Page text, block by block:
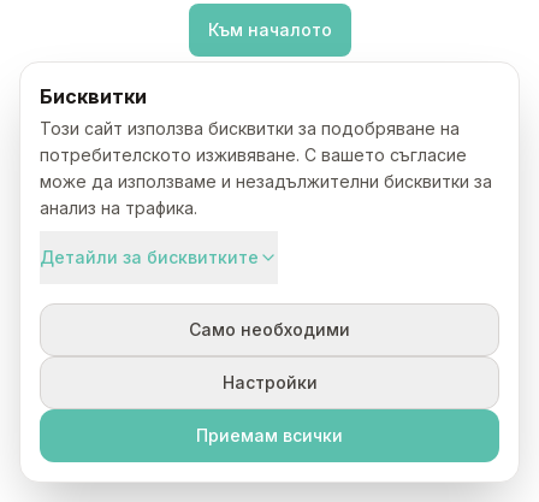
Към началото
Бисквитки
Този сайт използва бисквитки за подобряване на
потребителското изживяване. С вашето съгласие
може да използваме и незадължителни бисквитки за
анализ на трафика.
Детайли за бисквитките
Само необходими
Настройки
Приемам всички